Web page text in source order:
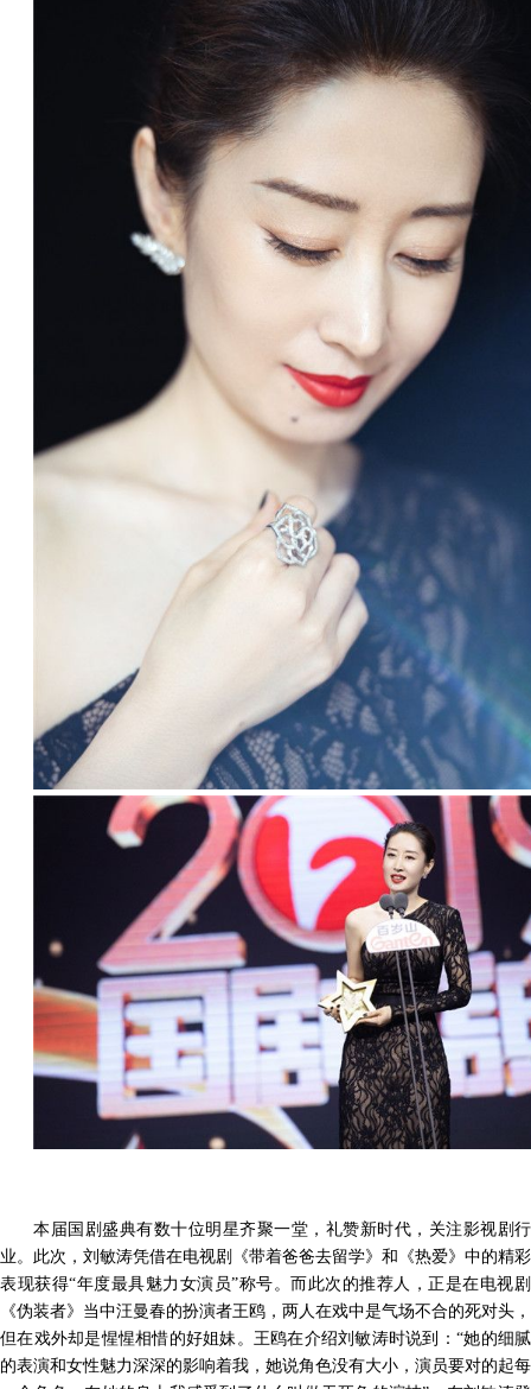
本届国剧盛典有数十位明星齐聚一堂，礼赞新时代，关注影视剧行
业。此次，刘敏涛凭借在电视剧《带着爸爸去留学》和《热爱》中的精彩
表现获得“年度最具魅力女演员”称号。而此次的推荐人，正是在电视剧
《伪装者》当中汪曼春的扮演者王鸥，两人在戏中是气场不合的死对头，
但在戏外却是惺惺相惜的好姐妹。王鸥在介绍刘敏涛时说到： “她的细腻
的表演和女性魅力深深的影响着我，她说角色没有大小，演员要对的起每